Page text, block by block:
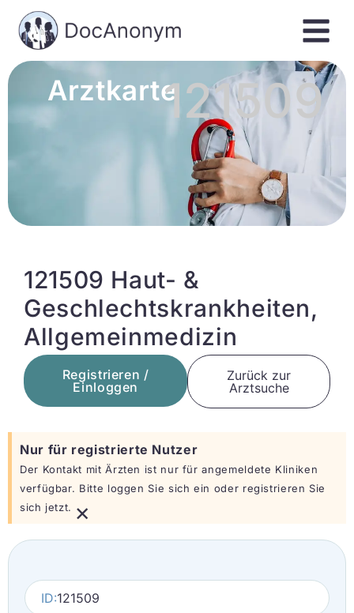
Arztkarte121509
121509 Haut- &
Geschlechtskrankheiten,
Allgemeinmedizin
Registrieren /
Einloggen
Zurück zur
Arztsuche
Nur für registrierte Nutzer
Der Kontakt mit Ärzten ist nur für angemeldete Kliniken
verfügbar. Bitte loggen Sie sich ein oder registrieren Sie
sich jetzt. ×
ID:121509